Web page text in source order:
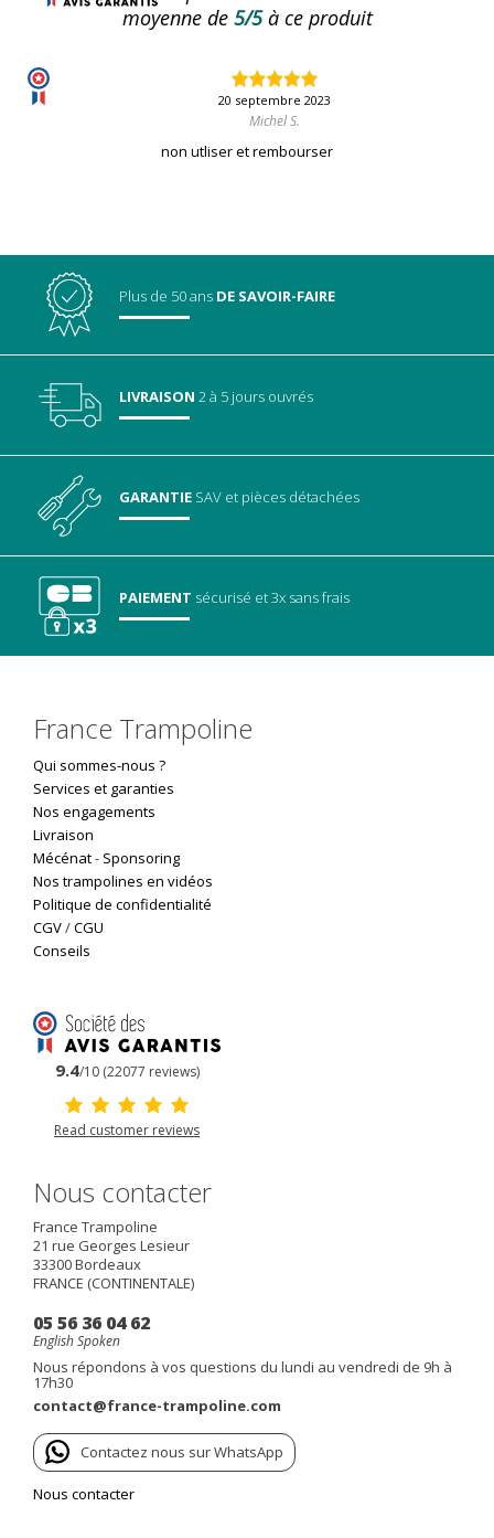
moyenne de5/5à ce produit
20 septembre 2023
Michel S.
non utliser et rembourser
Plus de 50 ans DE SAVOIR-FAIRE
LIVRAISON 2 à 5 jours ouvrés
GARANTIE SAV et pièces détachées
PAIEMENT sécurisé et 3x sans frais
France Trampoline
Qui sommes-nous ?
Services et garanties
Nos engagements
Livraison
Mécénat- Sponsoring
Nos trampolines en vidéos
Politique de confidentialité
CGV/CGU
Conseils
9.4/10 (22077 reviews)
Read customer reviews
Nous contacter
France Trampoline
21 rue Georges Lesieur
33300Bordeaux
FRANCE (CONTINENTALE)
05 56 36 04 62
English Spoken
Nous répondons à vos questions du lundi au vendredi de 9h à
17h30
contact@france-trampoline.com
Contactez nous sur WhatsApp
Nous contacter